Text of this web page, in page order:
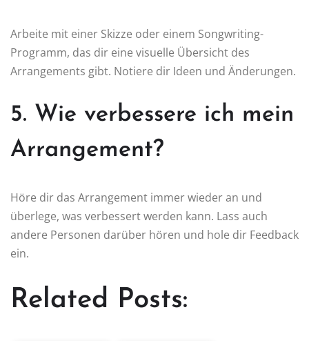
Arbeite mit einer Skizze oder einem Songwriting-
Programm, das dir eine visuelle Übersicht des
Arrangements gibt. Notiere dir Ideen und Änderungen.
5. Wie verbessere ich mein
Arrangement?
Höre dir das Arrangement immer wieder an und
überlege, was verbessert werden kann. Lass auch
andere Personen darüber hören und hole dir Feedback
ein.
Related Posts: